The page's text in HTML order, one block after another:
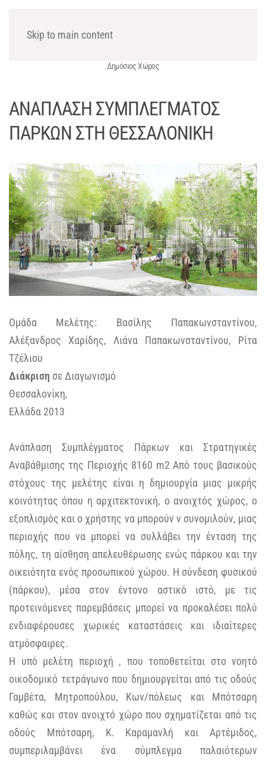
Skip to main contentΧΩΡΟΤΕΧΝΙΚΗ Α.Ε.
Δημόσιος Χώρος
ΑΝΑΠΛΑΣΗ ΣΥΜΠΛΕΓΜΑΤΟΣ
ΠΑΡΚΩΝ ΣΤΗ ΘΕΣΣΑΛΟΝΙΚΗ
Ομάδα Μελέτης: Βασίλης Παπακωνσταντίνου,
Αλέξανδρος Χαρίδης, Λιάνα Παπακωνσταντίνου, Ρίτα
Τζέλιου
Διάκριση σε Διαγωνισμό
Θεσσαλονίκη,
Ελλάδα 2013
Ανάπλαση Συμπλέγματος Πάρκων και Στρατηγικές
Αναβάθμισης της Περιοχής 8160 m2 Από τους βασικούς
στόχους της μελέτης είναι η δημιουργία μιας μικρής
κοινότητας όπου η αρχιτεκτονική, ο ανοιχτός χώρος, ο
εξοπλισμός και ο χρήστης να μπορούν ν συνομιλούν, μιας
περιοχής που να μπορεί να συλλάβει την ένταση της
πόλης, τη αίσθηση απελευθέρωσης ενώς πάρκου και την
οικειότητα ενός προσωπικού χώρου. Η σύνδεση φυσικού
(πάρκου), μέσα στον έντονο αστικό ιστό, με τις
προτεινόμενες παρεμβάσεις μπορεί να προκαλέσει πολύ
ενδιαφέρουσες χωρικές καταστάσεις και ιδιαίτερες
ατμόσφαιρες.
Η υπό μελέτη περιοχή , που τοποθετείται στο νοητό
οικοδομικό τετράγωνο που δημιουργείται από τις οδούς
Γαμβέτα, Μητροπούλου, Κων/πόλεως και Μπότσαρη
καθώς και στον ανοιχτό χώρο που σχηματίζεται από τις
οδούς Μπότσαρη, Κ. Καραμανλή και Αρτέμιδος,
συμπεριλαμβάνει ένα σύμπλεγμα παλαιότερων